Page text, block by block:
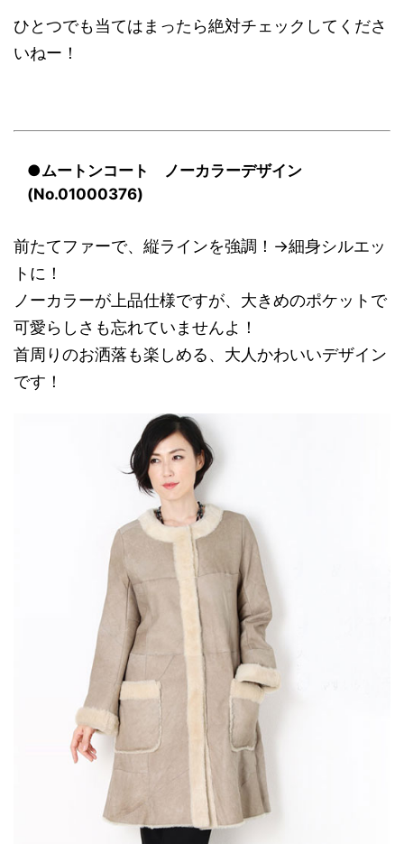
ひとつでも当てはまったら絶対チェックしてくださ
いねー！
●ムートンコート ノーカラーデザイン
(No.01000376)
前たてファーで、縦ラインを強調！→細身シルエッ
トに！
ノーカラーが上品仕様ですが、大きめのポケットで
可愛らしさも忘れていませんよ！
首周りのお洒落も楽しめる、大人かわいいデザイン
です！